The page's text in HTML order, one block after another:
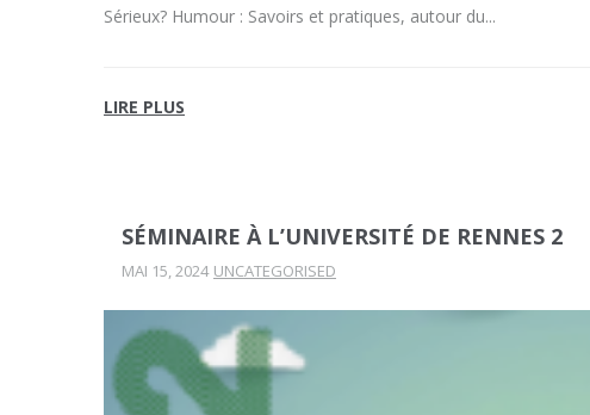
Sérieux? Humour : Savoirs et pratiques, autour du
LIRE PLUS
SÉMINAIRE À L’UNIVERSITÉ DE RENNES 2
MAI 15, 2024 UNCATEGORISED